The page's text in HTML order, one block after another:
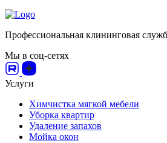
Профессиональная клининговая
Мы в соц-сетях
Услуги
Химчистка мягкой мебели
Уборка квартир
Удаление запахов
Мойка окон